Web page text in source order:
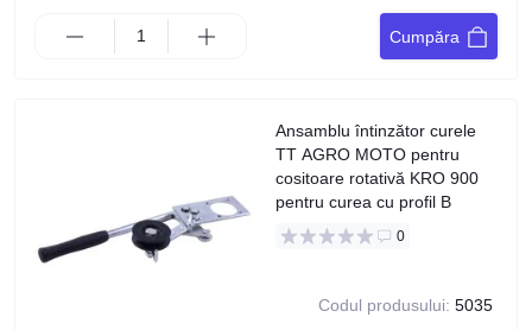
Cumpăra
Ansamblu întinzător curele
TT AGRO MOTO pentru
cositoare rotativă KRO 900
pentru curea cu profil B
0
Codul produsului: 5035